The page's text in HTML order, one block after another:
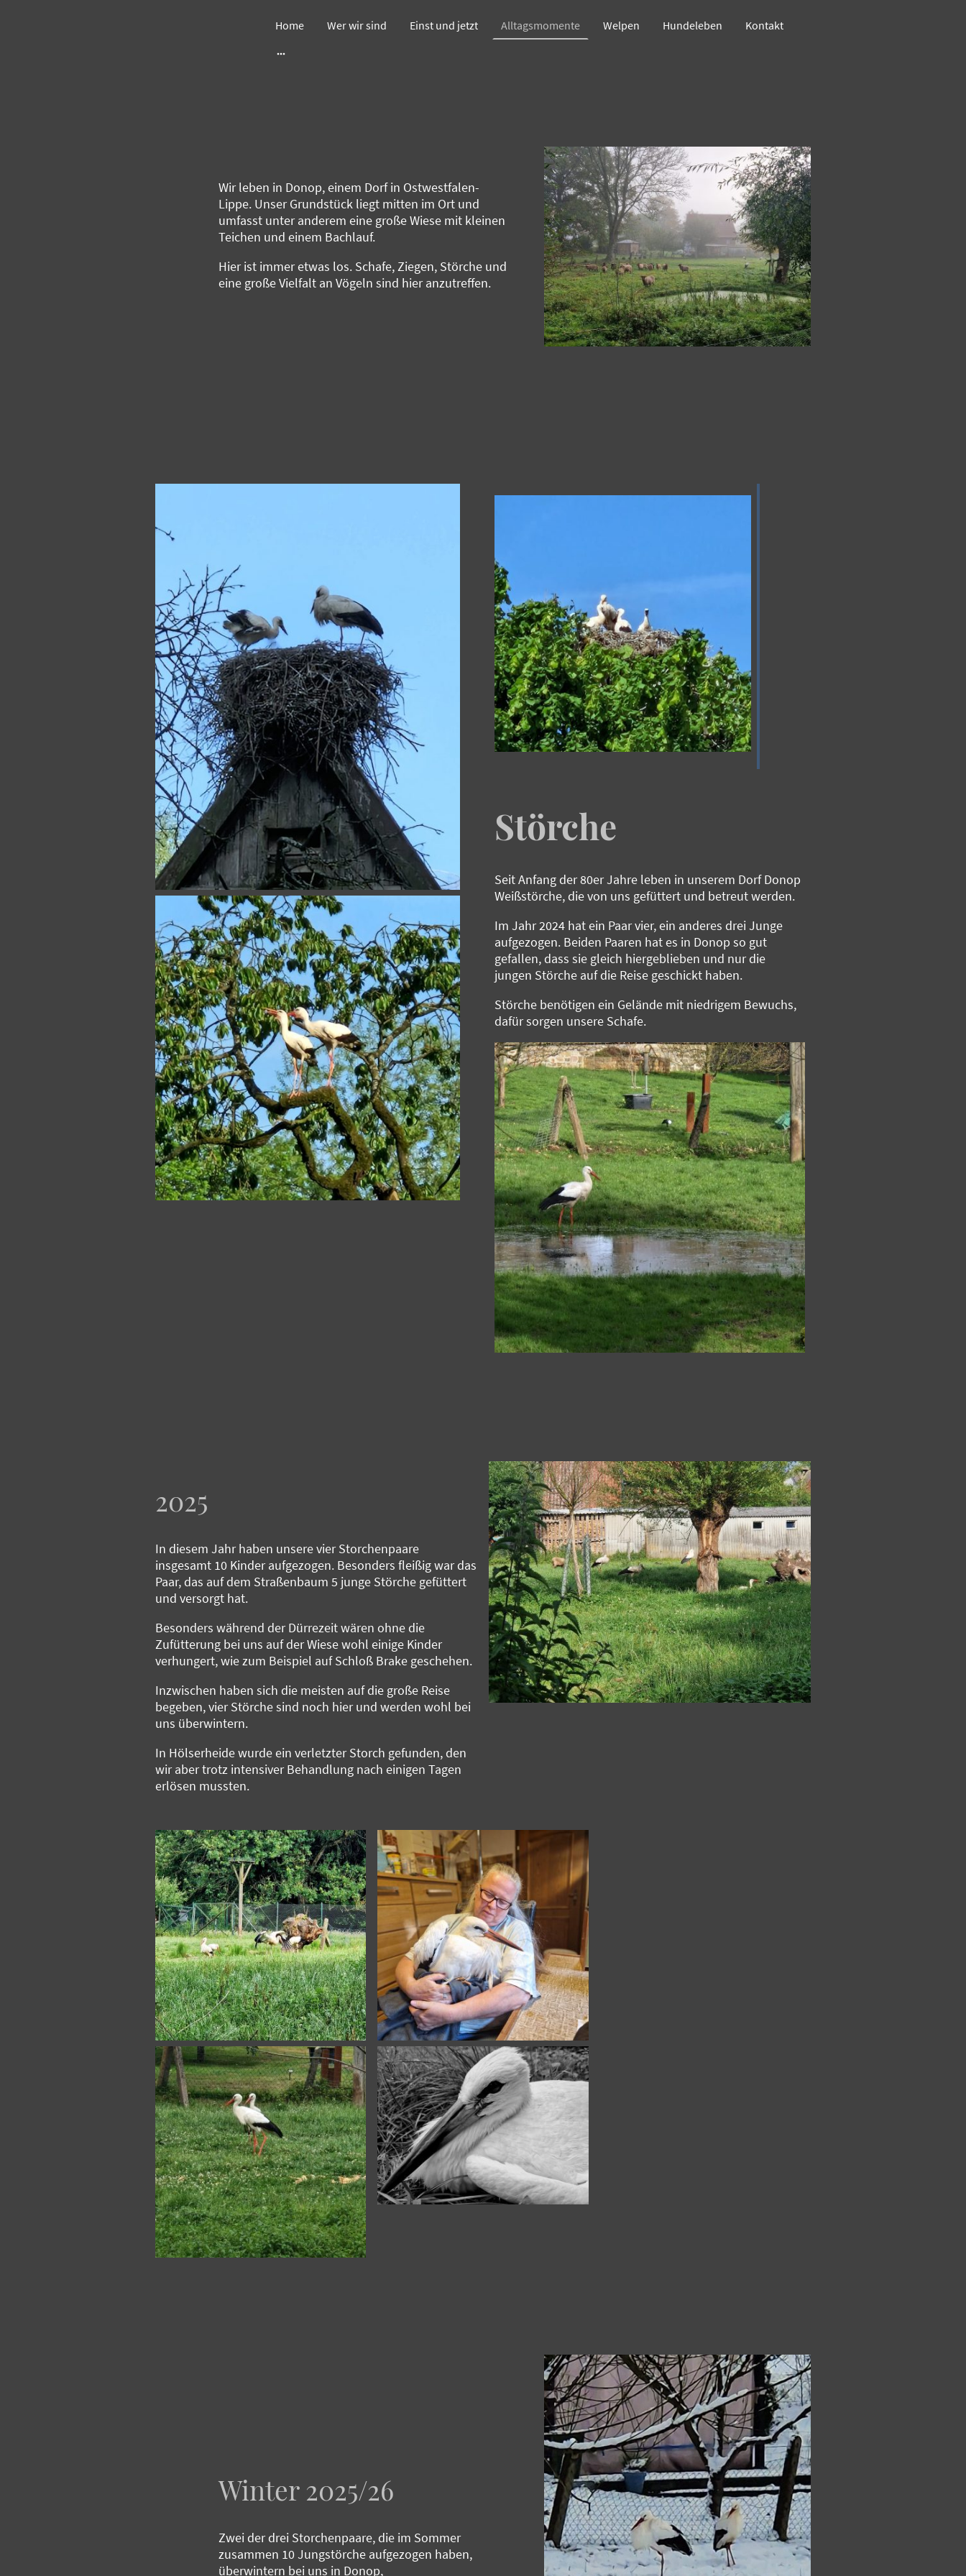
Home Wer wir sind Einst und jetzt Alltagsmomente Welpen Hundeleben Kontakt
Wir leben in Donop, einem Dorf in Ostwestfalen-
Lippe. Unser Grundstück liegt mitten im Ort und
umfasst unter anderem eine große Wiese mit kleinen
Teichen und einem Bachlauf.
Hier ist immer etwas los. Schafe, Ziegen, Störche und
eine große Vielfalt an Vögeln sind hier anzutreffen.
Störche
Seit Anfang der 80er Jahre leben in unserem Dorf Donop
Weißstörche, die von uns gefüttert und betreut werden.
Im Jahr 2024 hat ein Paar vier, ein anderes drei Junge
aufgezogen. Beiden Paaren hat es in Donop so gut
gefallen, dass sie gleich hiergeblieben und nur die
jungen Störche auf die Reise geschickt haben.
Störche benötigen ein Gelände mit niedrigem Bewuchs,
dafür sorgen unsere Schafe.
2025
In diesem Jahr haben unsere vier Storchenpaare
insgesamt 10 Kinder aufgezogen. Besonders fleißig war das
Paar, das auf dem Straßenbaum 5 junge Störche gefüttert
und versorgt hat.
Besonders während der Dürrezeit wären ohne die
Zufütterung bei uns auf der Wiese wohl einige Kinder
verhungert, wie zum Beispiel auf Schloß Brake geschehen.
Inzwischen haben sich die meisten auf die große Reise
begeben, vier Störche sind noch hier und werden wohl bei
uns überwintern.
In Hölserheide wurde ein verletzter Storch gefunden, den
wir aber trotz intensiver Behandlung nach einigen Tagen
erlösen mussten.
Winter 2025/26
Zwei der drei Storchenpaare, die im Sommer
zusammen 10 Jungstörche aufgezogen haben,
überwintern bei uns in Donop,